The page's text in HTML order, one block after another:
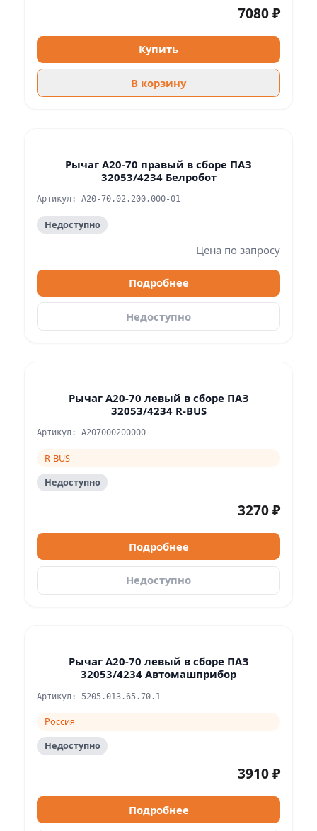
7080 ₽
Купить
В корзину
Рычаг А20-70 правый в сборе ПАЗ
32053/4234 Белробот
Артикул: А20-70.02.200.000-01
Недоступно
Цена по запросу
Подробнее
Недоступно
Рычаг А20-70 левый в сборе ПАЗ
32053/4234 R-BUS
Артикул: A207000200000
R-BUS
Недоступно
3270 ₽
Подробнее
Недоступно
Рычаг А20-70 левый в сборе ПАЗ
32053/4234 Автомашприбор
Артикул: 5205.013.65.70.1
Россия
Недоступно
3910 ₽
Подробнее